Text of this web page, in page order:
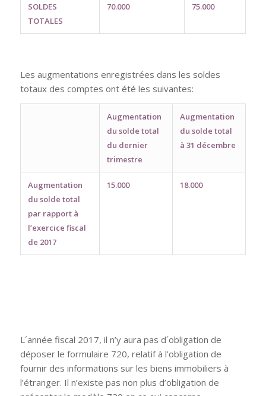
SOLDES
TOTALES
70.000 75.000
Les augmentations enregistrées dans les soldes
totaux des comptes ont été les suivantes:
Augmentation
du solde total
du dernier
trimestre
Augmentation
du solde total
à 31 décembre
Augmentation
du solde total
par rapport à
l’exercice fiscal
de 2017
15.000 18.000
L´année fiscal 2017, il n’y aura pas d´obligation de
déposer le formulaire 720, relatif à l’obligation de
fournir des informations sur les biens immobiliers à
l’étranger. Il n’existe pas non plus d’obligation de